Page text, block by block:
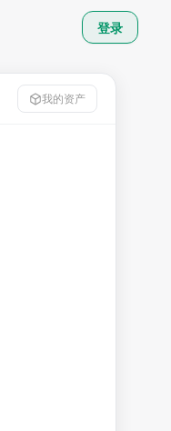
我的资产
登录